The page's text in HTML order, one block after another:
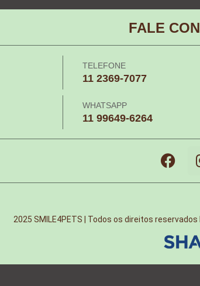
FALE
TELEFONE
11 2369-7077
WHATSAPP
11 99649-6264
2025 SMILE4PETS | Todos os direitos reservados